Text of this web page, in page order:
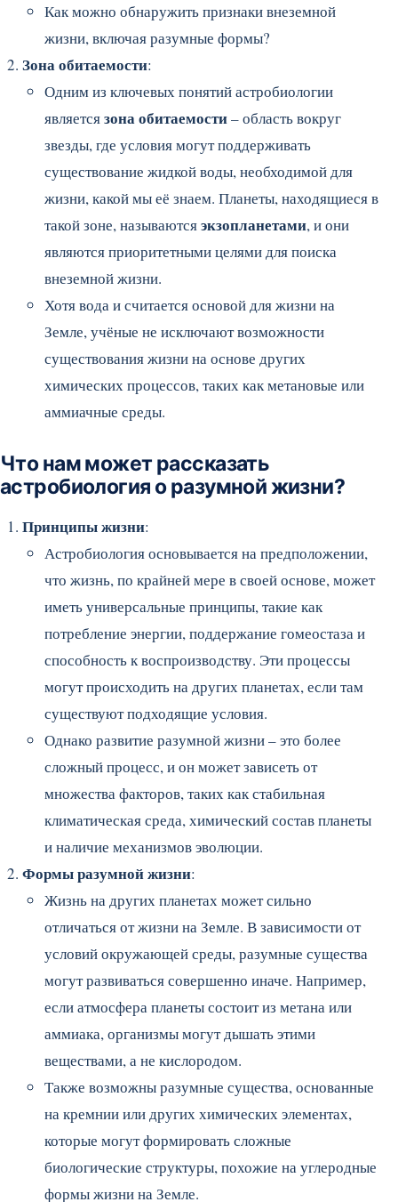
Как можно обнаружить признаки внеземной
жизни, включая разумные формы?
Зона обитаемости:
Одним из ключевых понятий астробиологии
являетсязона обитаемости– область вокруг
звезды, где условия могут поддерживать
существование жидкой воды, необходимой для
жизни, какой мы её знаем. Планеты, находящиеся в
такой зоне, называютсяэкзопланетами, и они
являются приоритетными целями для поиска
внеземной жизни.
Хотя вода и считается основой для жизни на
Земле, учёные не исключают возможности
существования жизни на основе других
химических процессов, таких как метановые или
аммиачные среды.
Что нам может рассказать
астробиология о разумной жизни?
Принципы жизни:
Астробиология основывается на предположении,
что жизнь, по крайней мере в своей основе, может
иметь универсальные принципы, такие как
потребление энергии, поддержание гомеостаза и
способность к воспроизводству. Эти процессы
могут происходить на других планетах, если там
существуют подходящие условия.
Однако развитие разумной жизни – это более
сложный процесс, и он может зависеть от
множества факторов, таких как стабильная
климатическая среда, химический состав планеты
и наличие механизмов эволюции.
Формы разумной жизни:
Жизнь на других планетах может сильно
отличаться от жизни на Земле. В зависимости от
условий окружающей среды, разумные существа
могут развиваться совершенно иначе. Например,
если атмосфера планеты состоит из метана или
аммиака, организмы могут дышать этими
веществами, а не кислородом.
Также возможны разумные существа, основанные
на кремнии или других химических элементах,
которые могут формировать сложные
биологические структуры, похожие на углеродные
формы жизни на Земле.